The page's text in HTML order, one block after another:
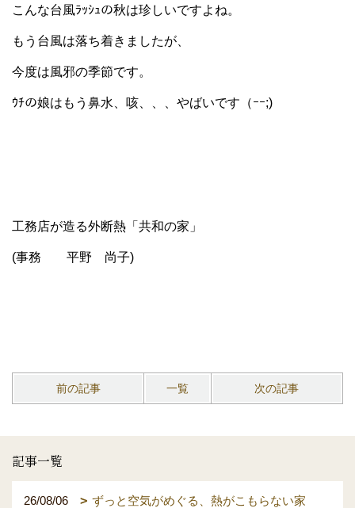
こんな台風ﾗｯｼｭの秋は珍しいですよね。
もう台風は落ち着きましたが、
今度は風邪の季節です。
ｳﾁの娘はもう鼻水、咳、、、やばいです（ｰｰ;)
工務店が造る外断熱「共和の家」
(事務 平野 尚子)
前の記事 一覧 次の記事
記事一覧
26/08/06 ずっと空気がめぐる、熱がこもらない家